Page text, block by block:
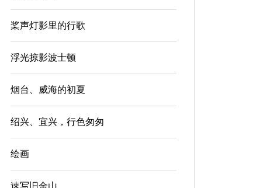
桨声灯影里的行歌
浮光掠影波士顿
烟台、威海的初夏
绍兴、宜兴，行色匆匆
绘画